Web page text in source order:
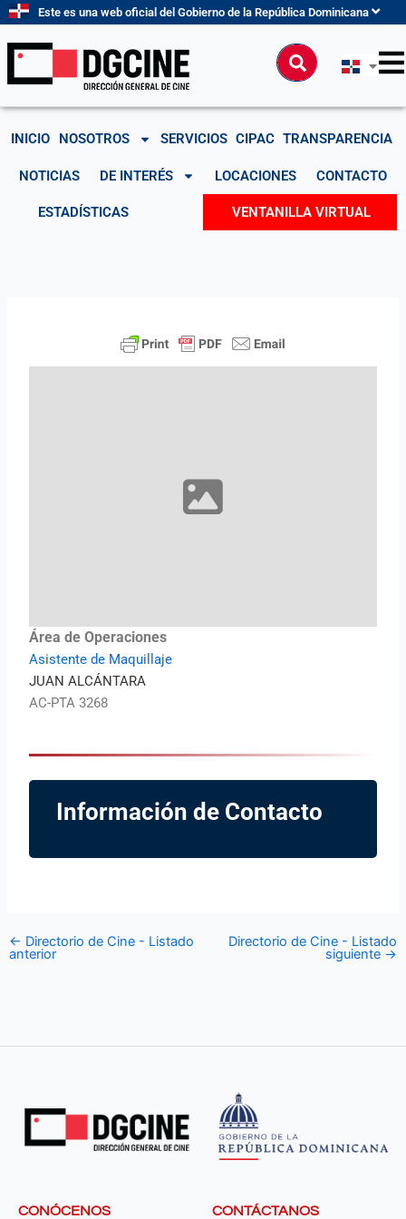
contenido
Este es una web oficial del Gobierno de la República Dominicana
Buscar
INICIO NOSOTROS SERVICIOS CIPAC TRANSPARENCIA
NOTICIAS DE INTERÉS LOCACIONES CONTACTO
ESTADÍSTICAS VENTANILLA VIRTUAL
Área de Operaciones
Asistente de Maquillaje
JUAN ALCÁNTARA
AC-PTA 3268
Información de Contacto
← Directorio de Cine - Listado
anterior
Directorio de Cine - Listado
siguiente →
CONÓCENOS CONTÁCTANOS